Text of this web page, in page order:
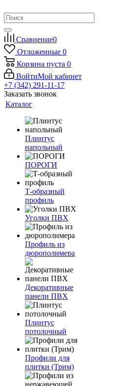
Сравнение0
Отложенные 0
Корзина пуста 0
ВойтиМой кабинет
+7 (342) 291-11-17
Заказать звонок
Каталог
Плинтус
напольный
ПОРОГИ
Т-образный
профиль
Уголки ПВХ
Профиль из
дюрополимера
Декоративные
панели ПВХ
Плинтус
потолочный
Профили для
плитки (Трим)